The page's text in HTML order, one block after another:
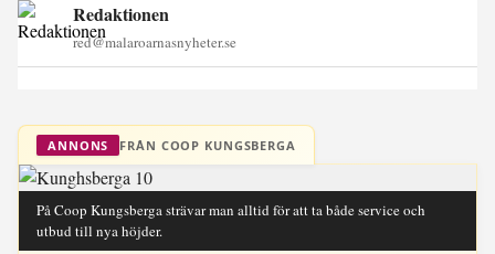
Redaktionen
red@malaroarnasnyheter.se
ANNONS FRÅN COOP KUNGSBERGA
På Coop Kungsberga strävar man alltid för att ta både service och
utbud till nya höjder.